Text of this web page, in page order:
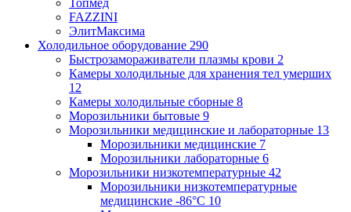
FAZZINI
ЭлитМаксима
Холодильное оборудование 290
Быстрозамораживатели плазмы крови 2
Камеры холодильные для хранения тел умерших
12
Камеры холодильные сборные 8
Морозильники бытовые 9
Морозильники медицинские и лабораторные 13
Морозильники медицинские 7
Морозильники лабораторные 6
Морозильники низкотемпературные 42
Морозильники низкотемпературные
медицинские -86°С 10